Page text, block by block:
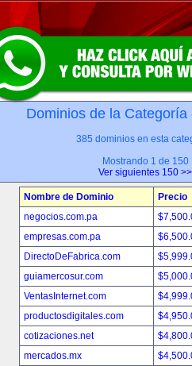
Dominios de la
385 dominios en esta
Mostrando 1 de 150
Ver siguientes 150 >>
Nombre de Dominio
Precio
negocios.com.pa
empresas.com.pa
DirectoDeFabrica.com
guiamercosur.com
VentasInternet.com
productosdigitales.com
cotizaciones.net
mercados.mx